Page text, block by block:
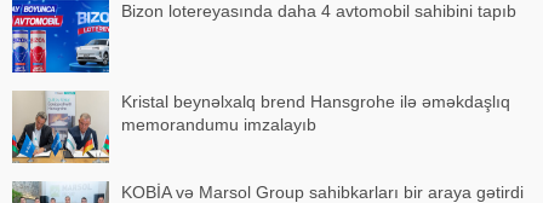
Bizon lotereyasında daha 4 avtomobil sahibini tapıb
Kristal beynəlxalq brend Hansgrohe ilə əməkdaşlıq
memorandumu imzalayıb
KOBİA və Marsol Group sahibkarları bir araya gətirdi